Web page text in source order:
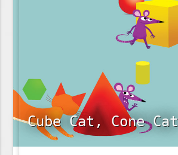
Cube Cat, Cone Cat